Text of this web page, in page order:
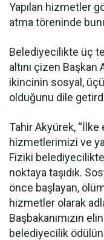
Yapılan hizmetler
atma töreninde
Belediyecilikte üç
altını çizen
ikincinin sosyal,
olduğunu dile
Tahir Akyürek,
hizmetlerimizi ve
Fiziki
noktaya taşıdık.
önce başlayan,
hizmetler olarak
Başbakanımızın
belediyecilik